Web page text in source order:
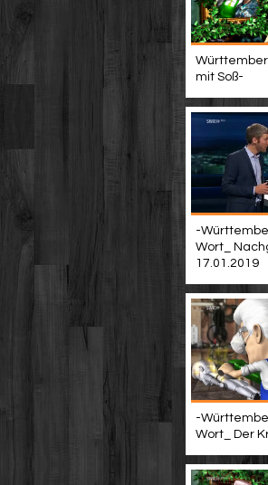
mit Soß-
-
Wort_
17.01.2019
-
Wort_ Der